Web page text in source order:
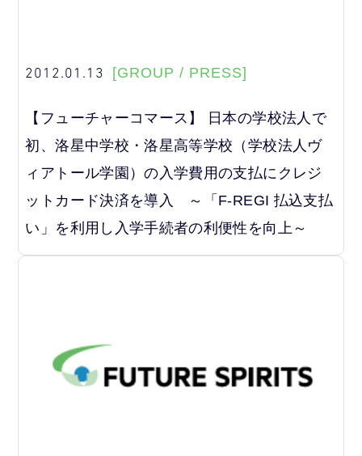
2012.01.13 [GROUP / PRESS]
【フューチャーコマース】 日本の学校法人で
初、洛星中学校・洛星高等学校（学校法人ヴ
ィアトール学園）の入学費用の支払にクレジ
ットカード決済を導入 ～「F-REGI 払込支払
い」を利用し入学手続者の利便性を向上～